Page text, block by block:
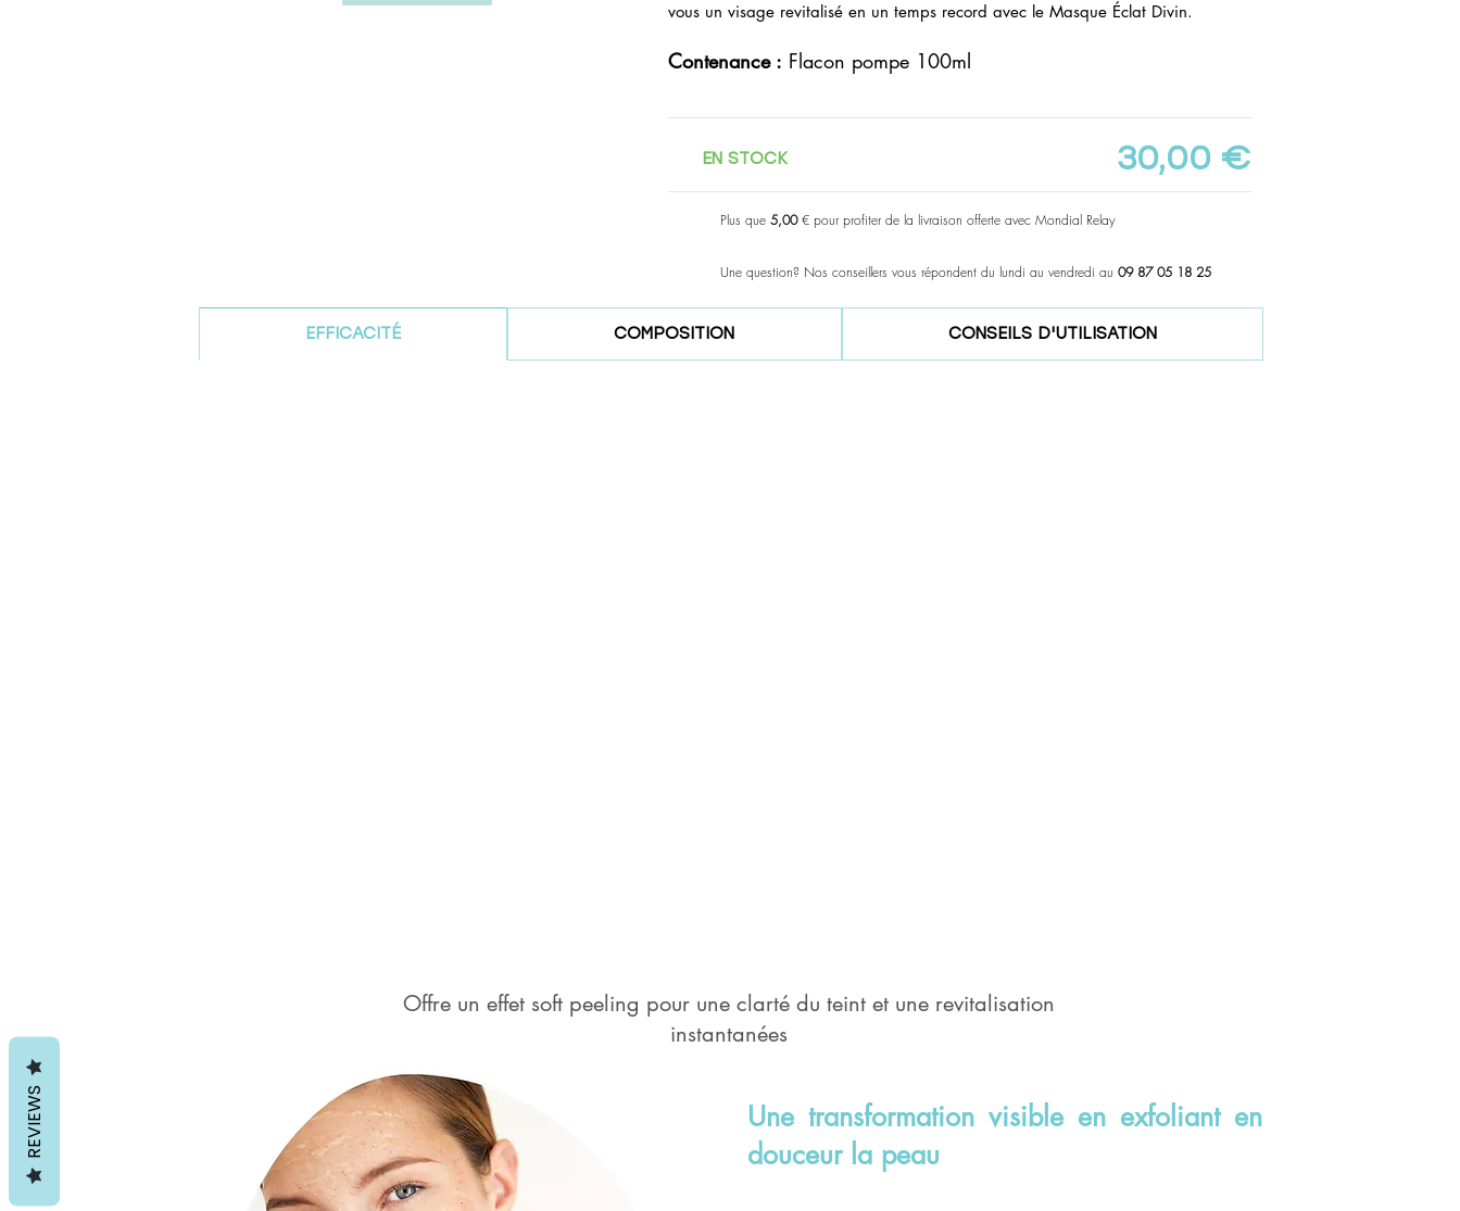
vous un visage revitalisé en un temps record avec le Masque Éclat Divin.
Contenance : Flacon pompe 100ml
EN STOCK 30,00 €
Plus que 5,00€ pour profiter de la livraison offerte avec Mondial Relay
Une question? Nos conseillers vous répondent du lundi au vendredi au 09 87 05 18 25
EFFICACITÉ COMPOSITION CONSEILS D'UTILISATION
Offre un effet soft peeling pour une clarté du teint et une revitalisation
instantanées
Une transformation visible en exfoliant en
douceur la peau
REVIEWS